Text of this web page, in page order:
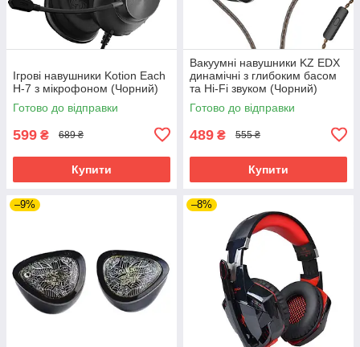
Ігрові навушники Kotion Each
H-7 з мікрофоном (Чорний)
Готово до відправки
599 ₴ 689 ₴
Купити
Вакуумні навушники KZ EDX
динамічні з глибоким басом
та Hi-Fi звуком (Чорний)
Готово до відправки
489 ₴ 555 ₴
Купити
–9% –8%